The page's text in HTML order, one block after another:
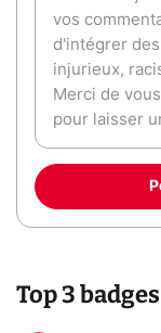
Top 3